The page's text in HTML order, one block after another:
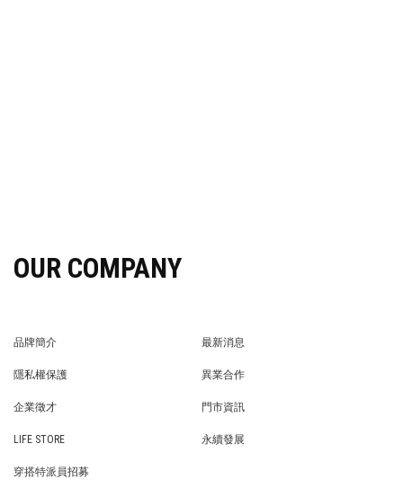
OUR COMPANY
品牌簡介
最新消息
隱私權保護
異業合作
企業徵才
門市資訊
LIFE STORE
永續發展
穿搭特派員招募